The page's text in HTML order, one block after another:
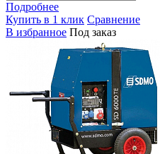
Подробнее
Купить в 1 клик Сравнение
В избранное Под заказ